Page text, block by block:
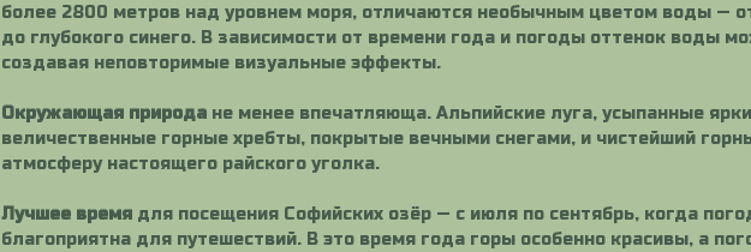
более 2800 метров над уровнем моря, отличаются необычным цветом воды —
до глубокого синего. В зависимости от времени года и погоды оттенок воды
создавая неповторимые визуальные эффекты.
Окружающая природа не менее впечатляюща. Альпийские луга, усыпанные
величественные горные хребты, покрытые вечными снегами, и чистейший
атмосферу настоящего райского уголка.
Лучшее время для посещения Софийских озёр — с июля по сентябрь, когда
благоприятна для путешествий. В это время года горы особенно красивы, а